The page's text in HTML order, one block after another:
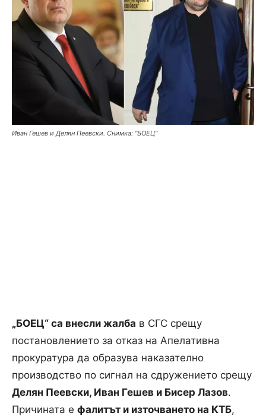
Иван Гешев и Делян Пеевски. Снимка: "БОЕЦ"
„БОЕЦ“ са внесли жалба в СГС срещу
постановлението за отказ на Апелативна
прокуратура да образува наказателно
производство по сигнал на сдружението срещу
Делян Пеевски, Иван Гешев и Бисер Лазов.
Причината е фалитът и източването на КТБ,